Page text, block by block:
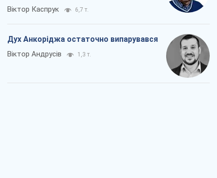
Віктор Каспрук 6,7 т.
Дух Анкоріджа остаточно випарувався
Віктор Андрусів 1,3 т.